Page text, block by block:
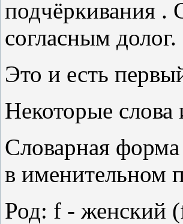
подчёркивания .
согласным долог.
Это и есть
Некоторые
Словарная
в именительном
Род: f - женский